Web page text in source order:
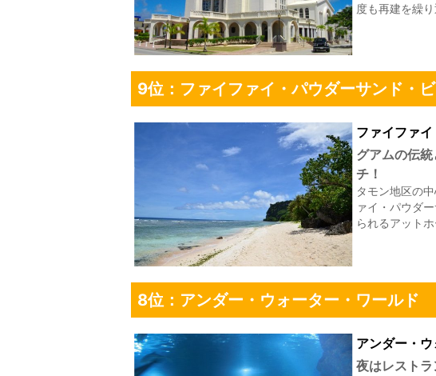
度も再建を繰
9位：ファイファイ・パウダーサンド・
ファイファ
グアムの伝
チ！
タモン地区の
ァイ・パウダ
られるアット
8位：アンダー・ウォーター・ワールド
アンダー・
夜はレスト